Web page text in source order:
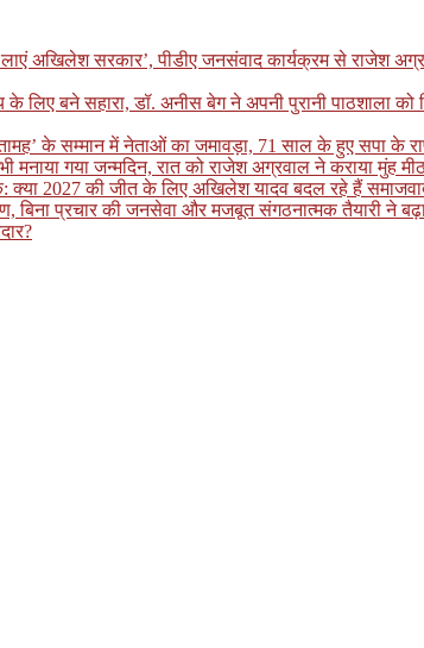
लाएं अखिलेश सरकार’, पीडीए जनसंवाद कार्यक्रम से राजेश
लिए बने सहारा, डॉ. अनीस बेग ने अपनी पुरानी पाठशाला
के सम्मान में नेताओं का जमावड़ा, 71 साल के हुए सपा के
मनाया गया जन्मदिन, रात को राजेश अग्रवाल ने कराया मुंह
क्या 2027 की जीत के लिए अखिलेश यादव बदल रहे हैं
बिना प्रचार की जनसेवा और मजबूत संगठनात्मक तैयारी